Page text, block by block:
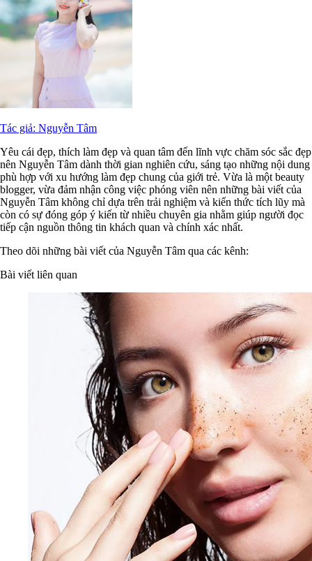
Tác giả: Nguyễn Tâm
Yêu cái đẹp, thích làm đẹp và quan tâm đến lĩnh vực chăm sóc sắc đẹp
nên Nguyễn Tâm dành thời gian nghiên cứu, sáng tạo những nội dung
phù hợp với xu hướng làm đẹp chung của giới trẻ. Vừa là một beauty
blogger, vừa đảm nhận công việc phóng viên nên những bài viết của
Nguyễn Tâm không chỉ dựa trên trải nghiệm và kiến thức tích lũy mà
còn có sự đóng góp ý kiến từ nhiều chuyên gia nhằm giúp người đọc
tiếp cận nguồn thông tin khách quan và chính xác nhất.
Theo dõi những bài viết của Nguyễn Tâm qua các kênh:
Bài viết liên quan